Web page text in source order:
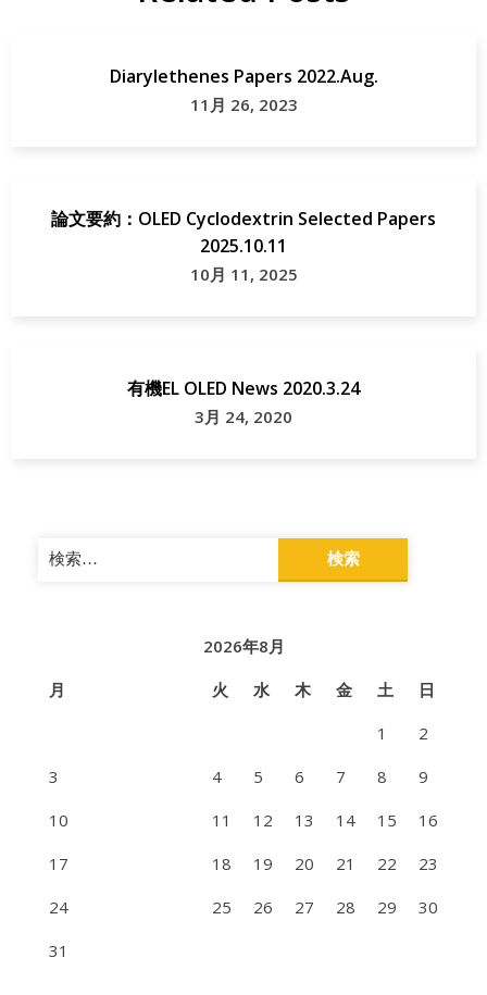
Diarylethenes Papers 2022.Aug.
11月 26, 2023
論文要約：OLED Cyclodextrin Selected Papers
2025.10.11
10月 11, 2025
有機EL OLED News 2020.3.24
3月 24, 2020
検
索:
2026年8月
月
火 水 木 金 土
日
1
2
3
4 5 6 7 8
9
10
11 12 13 14 15
16
17
18 19 20 21 22
23
24
25 26 27 28 29
30
31